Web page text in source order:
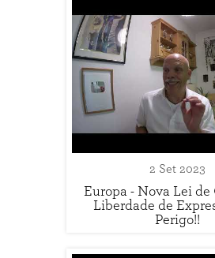
2 Set 2023
Europa - Nova Lei de
Liberdade de
Perigo!!